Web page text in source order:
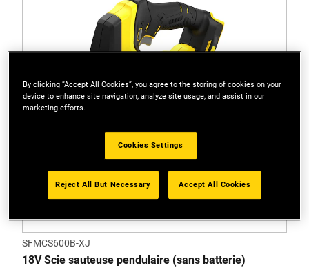
SFMCS600B-XJ
18V Scie sauteuse pendulaire (sans batterie)
By clicking “Accept All Cookies”, you agree to the storing of cookies on your
device to enhance site navigation, analyze site usage, and assist in our
marketing efforts.
Cookies Settings
Reject All But Necessary Accept All Cookies